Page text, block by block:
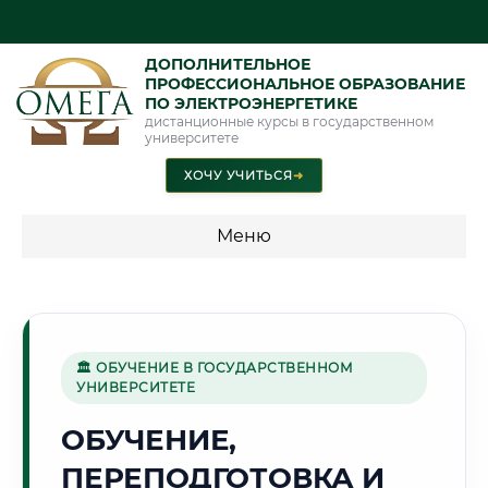
ДОПОЛНИТЕЛЬНОЕ
ПРОФЕССИОНАЛЬНОЕ ОБРАЗОВАНИЕ
ПО ЭЛЕКТРОЭНЕРГЕТИКЕ
дистанционные курсы в государственном
университете
ХОЧУ УЧИТЬСЯ➜
Меню
🏔️
Г. КУЛЯБ
🏛 ОБУЧЕНИЕ В ГОСУДАРСТВЕННОМ
УНИВЕРСИТЕТЕ
ОБУЧЕНИЕ,
ПЕРЕПОДГОТОВКА И